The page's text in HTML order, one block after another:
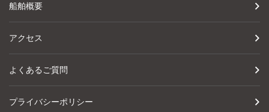
船舶概要
アクセス
よくあるご質問
プライバシーポリシー